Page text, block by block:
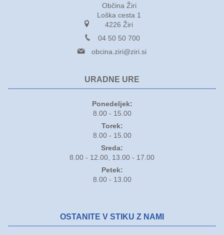
Občina Žiri
Loška cesta 1
4226 Žiri
04 50 50 700
obcina.ziri@ziri.si
URADNE URE
Ponedeljek:
8.00 - 15.00
Torek:
8.00 - 15.00
Sreda:
8.00 - 12.00, 13.00 - 17.00
Petek:
8.00 - 13.00
OSTANITE V STIKU Z NAMI